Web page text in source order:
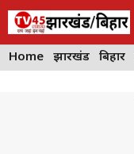
Skip
content
Home झारखंड बिहार